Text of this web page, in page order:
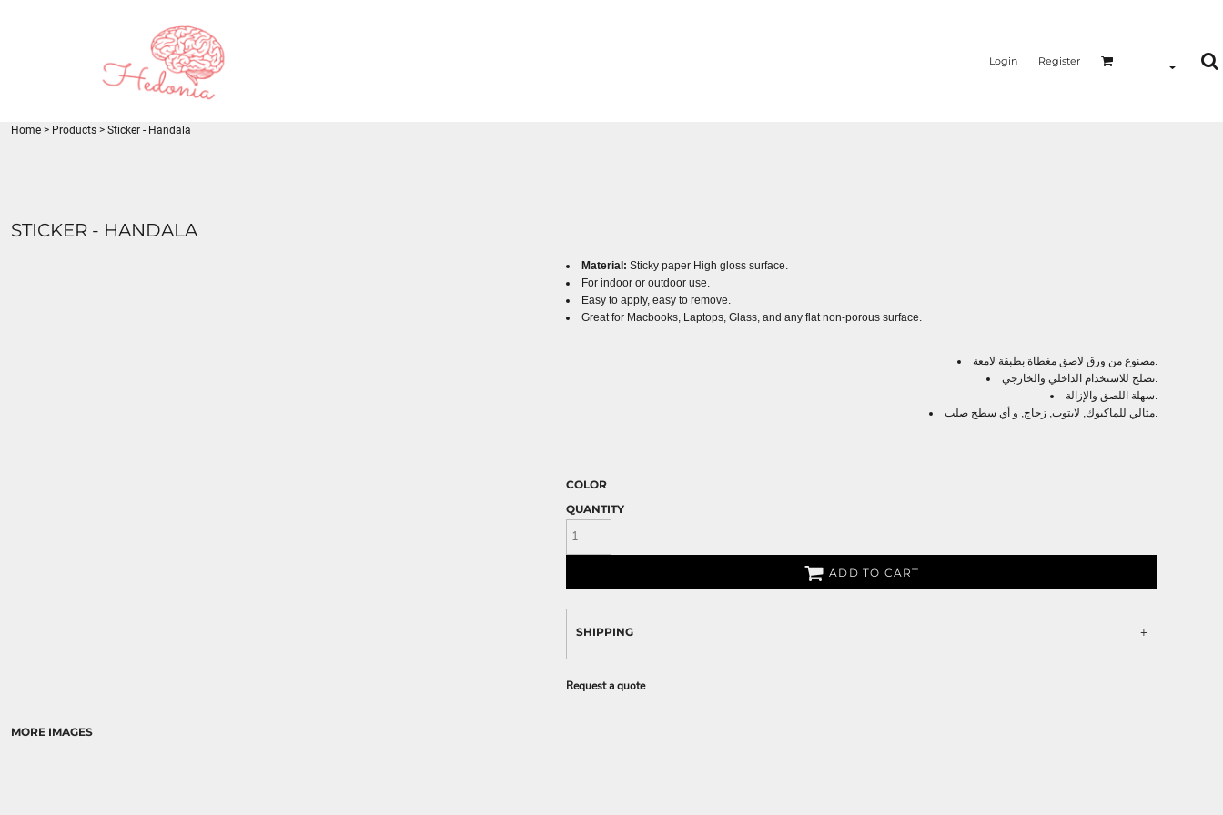
Login Register
Home > Products > Sticker - Handala
STICKER - HANDALA
MORE IMAGES
Material: Sticky paper High gloss surface.
For indoor or outdoor use.
Easy to apply, easy to remove.
Great for Macbooks, Laptops, Glass, and any flat non-porous surface.
مصنوع من ورق لاصق مغطاة بطبقة لامعة.
تصلح للاستخدام الداخلي والخارجي.
سهلة اللصق والإزالة.
مثالي للماكبوك, لابتوب, زجاج, و أي سطح صلب.
COLOR
QUANTITY
ADD TO CART
SHIPPING
Request a quote
REGISTER
CART: 0 ITEM